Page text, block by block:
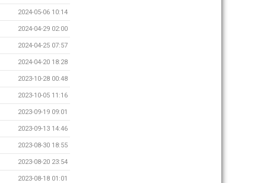
2024-05-06 10:14
2024-04-29 02:00
2024-04-25 07:57
2024-04-20 18:28
2023-10-28 00:48
2023-10-05 11:16
2023-09-19 09:01
2023-09-13 14:46
2023-08-30 18:55
2023-08-20 23:54
2023-08-18 01:01